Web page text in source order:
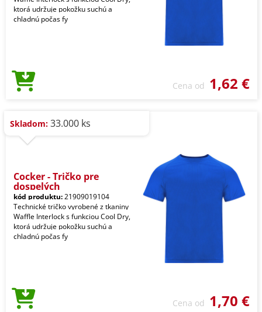
ktorá udržuje pokožku suchú a
chladnú počas fy
Cena od 1,62 €
Skladom: 33.000 ks
Cocker - Tričko pre
dospelých
kód produktu:21909019104
Technické tričko vyrobené z tkaniny
Waffle Interlock s funkciou Cool Dry,
ktorá udržuje pokožku suchú a
chladnú počas fy
Cena od 1,70 €